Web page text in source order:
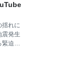
揺れに
震発生
緊迫し